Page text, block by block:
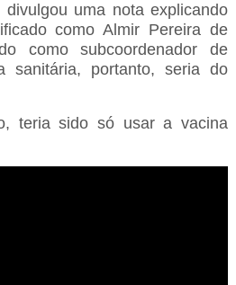
uma nota explicando
como Almir Pereira de
como subcoordenador de
sanitária, portanto, seria do
teria sido só usar a vacina